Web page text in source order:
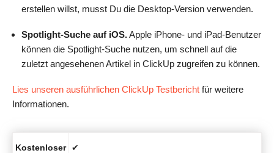
erstellen willst, musst Du die Desktop-Version verwenden.
Spotlight-Suche auf iOS.Apple iPhone- und iPad-Benutzer
können die Spotlight-Suche nutzen, um schnell auf die
zuletzt angesehenen Artikel in ClickUp zugreifen zu können.
Lies unseren ausführlichen ClickUp Testbericht für weitere
Informationen.
Kostenloser
✔